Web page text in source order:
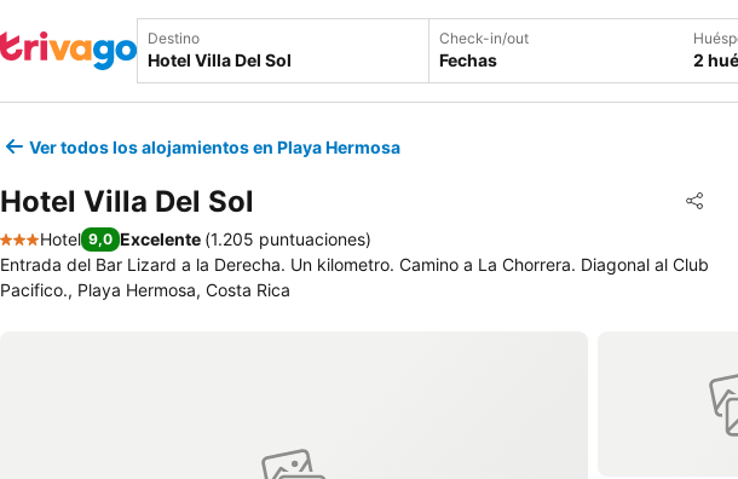
Destino Check-in/out
Fechas 2
Ver todos los alojamientos en Playa Hermosa
Hotel Villa Del Sol
3 Estrellas
Hotel 9,0 Excelente (1.205 puntuaciones)
Entrada del Bar Lizard a la Derecha. Un kilometro. Camino a La Chorrera. Diagonal al Club
Pacifico., Playa Hermosa, Costa Rica